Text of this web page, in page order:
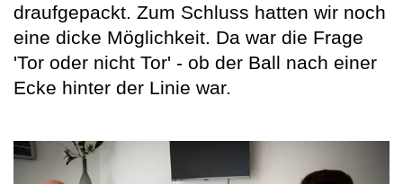
draufgepackt. Zum Schluss hatten wir noch
eine dicke Möglichkeit. Da war die Frage
'Tor oder nicht Tor' - ob der Ball nach einer
Ecke hinter der Linie war.